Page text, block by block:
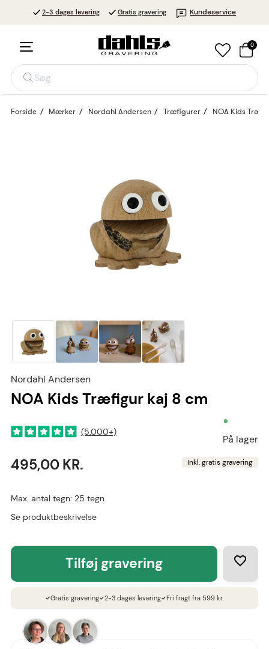
2-3 dages levering Gratis gravering Kundeservice
Søg
0
Forside Mærker Nordahl Andersen Træfigurer NOA Kids
Nordahl Andersen
NOA Kids Træfigur kaj 8 cm
(5.000+)
•
På lager
495,00 KR. Inkl. gratis gravering
Max. antal tegn: 25 tegn
Se produktbeskrivelse
tilføj gravering
checkGratis graveringcheck2-3 dages leveringcheckFri fragt fra 599 kr.